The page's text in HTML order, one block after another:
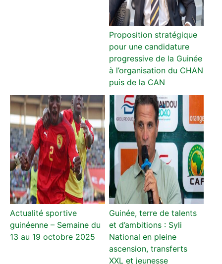
Proposition stratégique
pour une candidature
progressive de la Guinée
à l’organisation du CHAN
puis de la CAN
Actualité sportive
guinéenne – Semaine du
13 au 19 octobre 2025
Guinée, terre de talents
et d’ambitions : Syli
National en pleine
ascension, transferts
XXL et jeunesse